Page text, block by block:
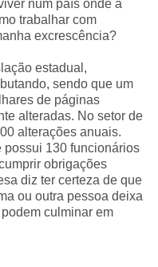
num país onde a
trabalhar com
excrescência?
estadual,
sendo que um
de páginas
alteradas. No setor de
alterações anuais.
possui 130 funcionários
obrigações
diz ter certeza de que
ou outra pessoa deixa
culminar em